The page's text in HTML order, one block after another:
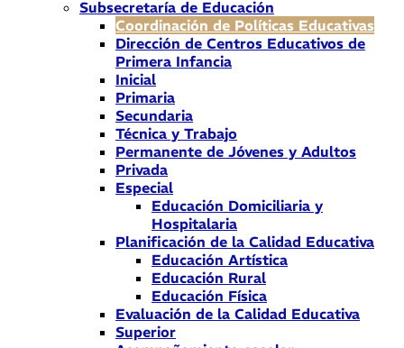
Subsecretaría de Educación
Coordinación de Políticas Educativas
Dirección de Centros Educativos de
Primera Infancia
Inicial
Primaria
Secundaria
Técnica y Trabajo
Permanente de Jóvenes y Adultos
Privada
Especial
Educación Domiciliaria y
Hospitalaria
Planificación de la Calidad Educativa
Educación Artística
Educación Rural
Educación Física
Evaluación de la Calidad Educativa
Superior